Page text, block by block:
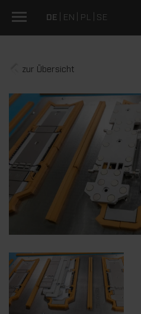
DE EN PL SE
zur Übersicht